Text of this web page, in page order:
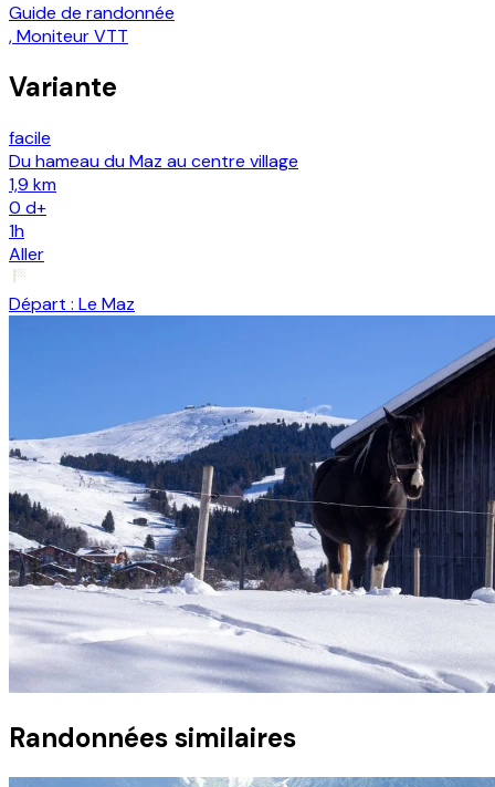
Guide de randonnée
,Moniteur VTT
Variante
facile
Du hameau du Maz au centre village
1,9 km
0 d+
1h
Aller
Départ : Le Maz
Randonnées similaires